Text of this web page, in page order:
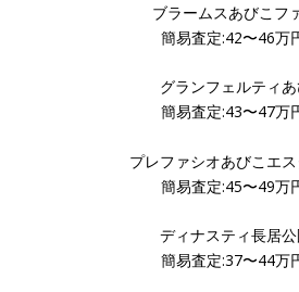
ブラームスあびこフ
簡易査定:42〜46万
グランフェルティあ
簡易査定:43〜47万
プレファシオあびこエ
簡易査定:45〜49万
ディナスティ長居
簡易査定:37〜44万